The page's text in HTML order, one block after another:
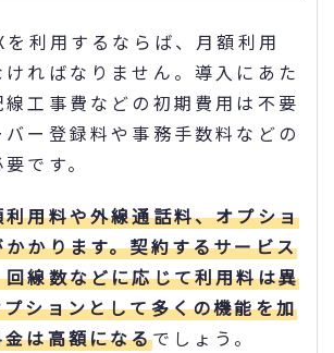
を利用するならば、月額利用
ればなりません。導入にあた
線工事費などの初期費用は不要
ー登録料や事務手数料などの
です。
利用料や外線通話料、オプショ
かります。契約するサービス
線数などに応じて利用料は異
ションとして多くの機能を加
は高額になるでしょう。